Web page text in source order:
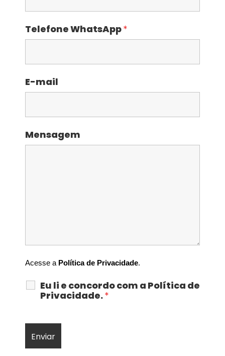
Telefone WhatsApp*
E-mail
Mensagem
Acesse a Política de Privacidade.
Eu li e concordo com a Política de
Privacidade.*